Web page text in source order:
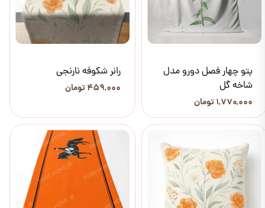
پتو چهار فصل دورو مدل
شاخه گل
۱,۷۷۰,۰۰۰ تومان
رانر شکوفه نارنجی
۴۵۹,۰۰۰ تومان